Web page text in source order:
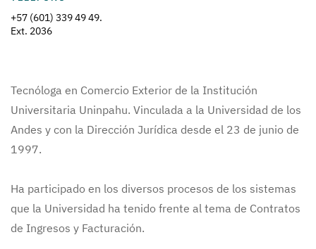
+57 (601) 339 49 49.
Ext. 2036
Tecnóloga en Comercio Exterior de la Institución
Universitaria Uninpahu. Vinculada a la Universidad de los
Andes y con la Dirección Jurídica desde el 23 de junio de
1997.
Ha participado en los diversos procesos de los sistemas
que la Universidad ha tenido frente al tema de Contratos
de Ingresos y Facturación.